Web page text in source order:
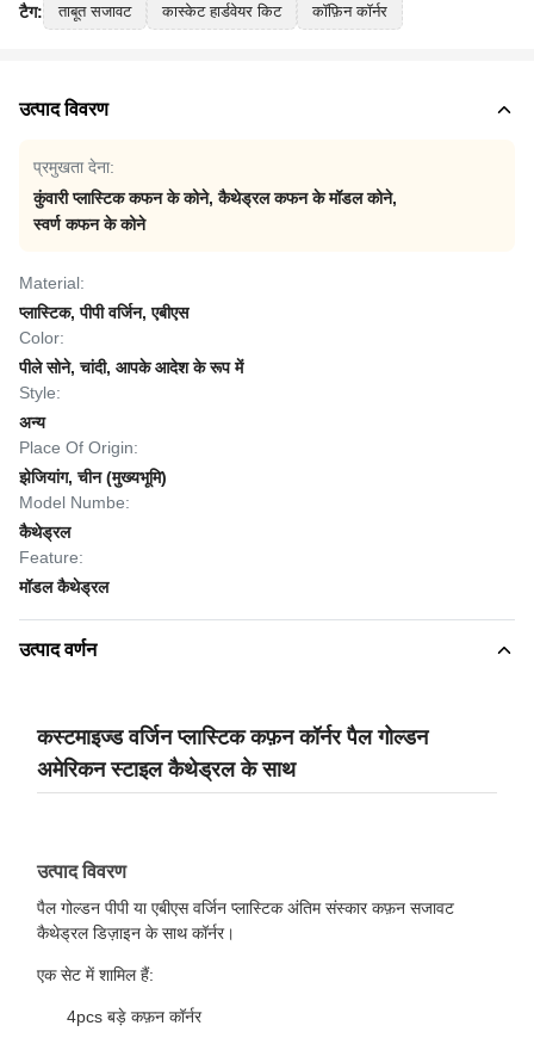
टैग: ताबूत सजावट कास्केट हार्डवेयर किट कॉफ़िन कॉर्नर
उत्पाद विवरण
प्रमुखता देना:
कुंवारी प्लास्टिक कफन के कोने,कैथेड्रल कफन के मॉडल कोने,
स्वर्ण कफन के कोने
Material:
प्लास्टिक, पीपी वर्जिन, एबीएस
Color:
पीले सोने, चांदी, आपके आदेश के रूप में
Style:
अन्य
Place Of Origin:
झेजियांग, चीन (मुख्यभूमि)
Model Numbe:
कैथेड्रल
Feature:
मॉडल कैथेड्रल
उत्पाद वर्णन
कस्टमाइज्ड वर्जिन प्लास्टिक कफ़न कॉर्नर पैल गोल्डन
अमेरिकन स्टाइल कैथेड्रल के साथ
उत्पाद विवरण
पैल गोल्डन पीपी या एबीएस वर्जिन प्लास्टिक अंतिम संस्कार कफ़न सजावट
कैथेड्रल डिज़ाइन के साथ कॉर्नर।
एक सेट में शामिल हैं:
4pcs बड़े कफ़न कॉर्नर